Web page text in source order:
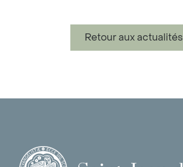
Retour aux actualités